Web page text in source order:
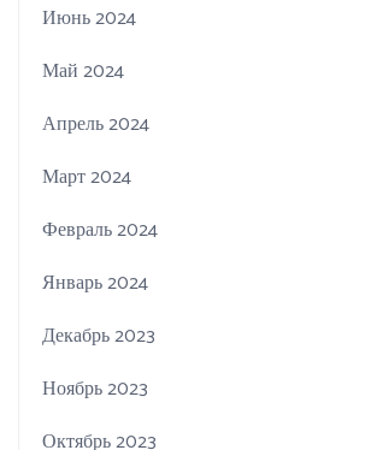
Июнь 2024
Май 2024
Апрель 2024
Март 2024
Февраль 2024
Январь 2024
Декабрь 2023
Ноябрь 2023
Октябрь 2023